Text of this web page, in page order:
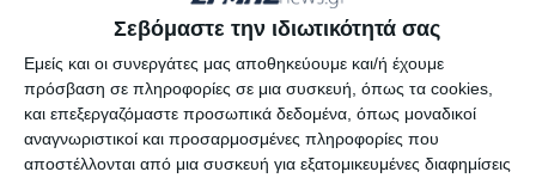
Σεβόμαστε την ιδιωτικότητά σας
Εμείς και οι συνεργάτες μας αποθηκεύουμε και/ή έχουμε
πρόσβαση σε πληροφορίες σε μια συσκευή, όπως τα cookies,
και επεξεργαζόμαστε προσωπικά δεδομένα, όπως μοναδικοί
αναγνωριστικοί και προσαρμοσμένες πληροφορίες που
αποστέλλονται από μια συσκευή για εξατομικευμένες διαφημίσεις
καλλιέργεια δενδρυλλίων κάνναβης εσωτερικού
χώρου και διασταύρωσης στοιχείων
-εξακρίβωσης χώρων, αστυνομικοί της ανωτέρω
Υπηρεσίας ταυτοποίησαν τον καλλιεργητή και
πιστοποίησαν τη δράση του.